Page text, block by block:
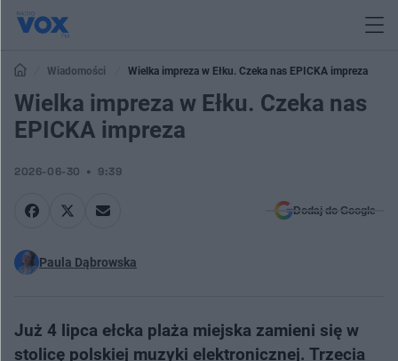
Wiadomości Wielka impreza w Ełku. Czeka nas EPICKA impreza
Wielka impreza w Ełku. Czeka nas
EPICKA impreza
2026-06-30 9:39
Dodaj do Google
Paula Dąbrowska
Już 4 lipca ełcka plaża miejska zamieni się w
stolicę polskiej muzyki elektronicznej. Trzecia